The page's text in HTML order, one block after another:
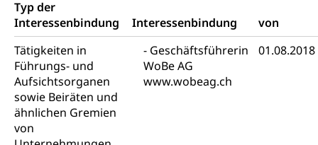
Typ der
Interessenbindung
Interessenbindung
von
Tätigkeiten in
Führungs- und
Aufsichtsorganen
sowie Beiräten und
ähnlichen Gremien
von
Geschäftsführerin
WoBe AG
www.wobeag.ch
01.08.2018
Dienststelle Kultur
Kunst & Kultur (Luzern Tourismus)
Kulturförderung
Kulturpolitik, Sprachförderung, Denkmalpflege,
kulturelles Angebot, Kulturerbe, kulturelles Erbe,
Nachwuchsförderung, Vermittlung, Selektive
Förderung, Kulturausschreibungen, Kulturpreis,
Werkbeitrag, Produktionsbeitrag, Recherche,
Bildende Kunst, Angewandte Kunst, Theater/Tanz,
Musik, Entwicklung, Programmbeiträge,
Filmförderung, Regionale Förderfonds,